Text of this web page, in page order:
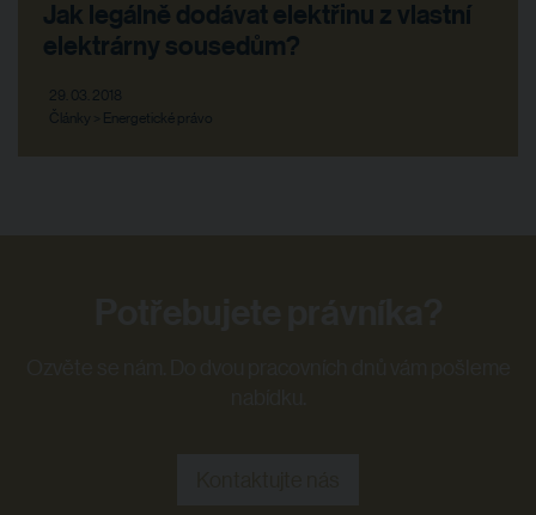
Jak legálně dodávat elektřinu z vlastní
elektrárny sousedům?
29. 03. 2018
Články > Energetické právo